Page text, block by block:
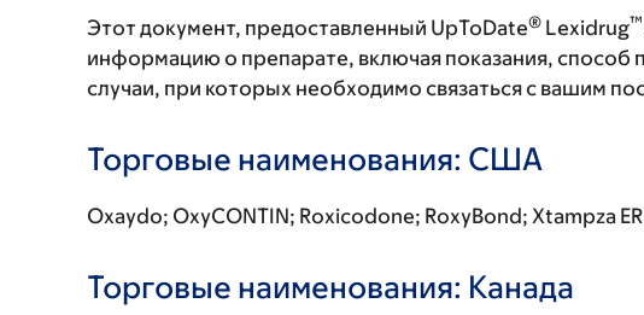
Этот документ, предоставленный UpToDate® Lexidrug™
информацию о препарате, включая показания,
случаи, при которых необходимо связаться с вашим
Торговые наименования: США
Oxaydo; OxyCONTIN; Roxicodone; RoxyBond; Xtampza ER
Торговые наименования: Канада